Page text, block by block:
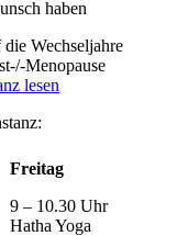
haben
Wechseljahre
Menopause
lesen
Freitag
9 – 10.30 Uhr
Hatha Yoga